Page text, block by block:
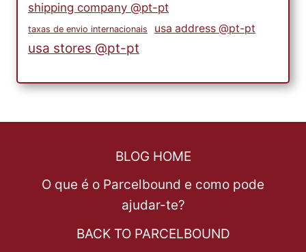
shipping company @pt-pt
taxas de envio internacionais usa address @pt-pt
usa stores @pt-pt
BLOG HOME
O que é o Parcelbound e como pode
ajudar-te?
BACK TO PARCELBOUND